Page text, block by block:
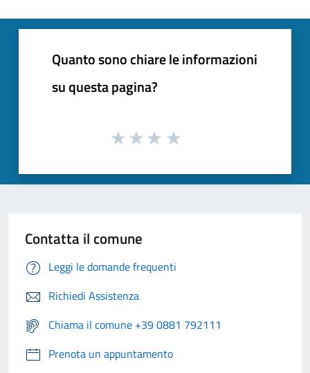
Quanto sono chiare le informazioni
su questa pagina?
Contatta il comune
Leggi le domande frequenti
Richiedi Assistenza
Chiama il comune +39 0881 792111
Prenota un appuntamento